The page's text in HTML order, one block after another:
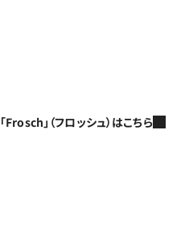
「Frosch」（フロッシュ）はこちら